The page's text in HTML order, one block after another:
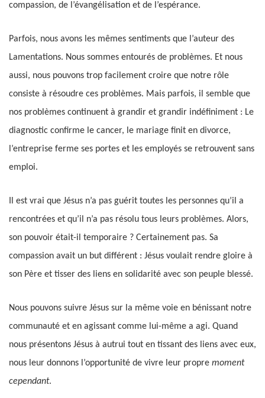
compassion, de l’évangélisation et de l’espérance.
Parfois, nous avons les mêmes sentiments que l’auteur des
Lamentations. Nous sommes entourés de problèmes. Et nous
aussi, nous pouvons trop facilement croire que notre rôle
consiste à résoudre ces problèmes. Mais parfois, il semble que
nos problèmes continuent à grandir et grandir indéfiniment : Le
diagnostic confirme le cancer, le mariage finit en divorce,
l’entreprise ferme ses portes et les employés se retrouvent sans
emploi.
Il est vrai que Jésus n’a pas guérit toutes les personnes qu’il a
rencontrées et qu’il n’a pas résolu tous leurs problèmes. Alors,
son pouvoir était-il temporaire ? Certainement pas. Sa
compassion avait un but différent : Jésus voulait rendre gloire à
son Père et tisser des liens en solidarité avec son peuple blessé.
Nous pouvons suivre Jésus sur la même voie en bénissant notre
communauté et en agissant comme lui-même a agi. Quand
nous présentons Jésus à autrui tout en tissant des liens avec eux,
nous leur donnons l’opportunité de vivre leur propre moment
cependant.